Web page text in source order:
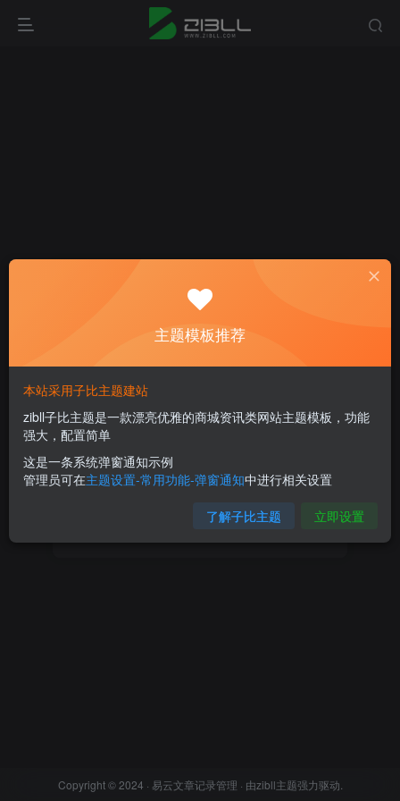
没有账号？立即注册
用户名或邮箱
登录密码
记住登录
登录
Copyright © 2024 · 易云文章记录管理 · 由zibll主题强力驱动.
主题模板推荐
本站采用子比主题建站
zibll子比主题是一款漂亮优雅的商城资讯类网站主题模板，功能
强大，配置简单
这是一条系统弹窗通知示例
管理员可在主题设置-常用功能-弹窗通知中进行相关设置
了解子比主题 立即设置